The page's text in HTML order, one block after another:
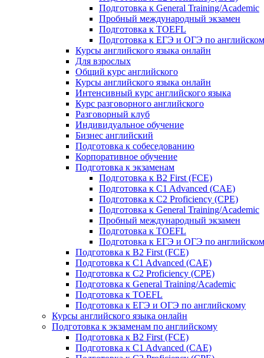
Подготовка к General Training/Academic
Пробный международный экзамен
Подготовка к TOEFL
Подготовка к ЕГЭ и ОГЭ по
Курсы английского языка онлайн
Для взрослых
Общий курс английского
Курсы английского языка онлайн
Интенсивный курс английского языка
Курс разговорного английского
Разговорный клуб
Индивидуальное обучение
Бизнес английский
Подготовка к собеседованию
Корпоративное обучение
Подготовка к экзаменам
Подготовка к B2 First (FCE)
Подготовка к C1 Advanced (CAE)
Подготовка к C2 Proficiency (CPE)
Подготовка к General Training/Academic
Пробный международный экзамен
Подготовка к TOEFL
Подготовка к ЕГЭ и ОГЭ по
Подготовка к B2 First (FCE)
Подготовка к C1 Advanced (CAE)
Подготовка к C2 Proficiency (CPE)
Подготовка к General Training/Academic
Подготовка к TOEFL
Подготовка к ЕГЭ и ОГЭ по английскому
Курсы английского языка онлайн
Подготовка к экзаменам по английскому
Подготовка к B2 First (FCE)
Подготовка к C1 Advanced (CAE)